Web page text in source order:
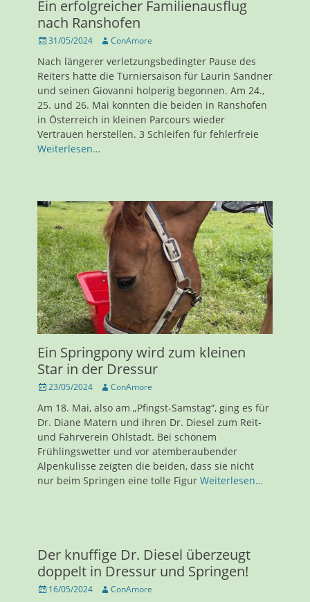
Ein erfolgreicher Familienausflug
nach Ranshofen
Veröffentlicht
31/05/2024 AutorConAmore
Nach längerer verletzungsbedingter Pause des
Reiters hatte die Turniersaison für Laurin Sandner
und seinen Giovanni holperig begonnen. Am 24.,
25. und 26. Mai konnten die beiden in Ranshofen
in Österreich in kleinen Parcours wieder
Vertrauen herstellen. 3 Schleifen für fehlerfreie
Weiterlesen…
Ein Springpony wird zum kleinen
Star in der Dressur
Veröffentlicht
23/05/2024 AutorConAmore
Am 18. Mai, also am „Pfingst-Samstag“, ging es für
Dr. Diane Matern und ihren Dr. Diesel zum Reit-
und Fahrverein Ohlstadt. Bei schönem
Frühlingswetter und vor atemberaubender
Alpenkulisse zeigten die beiden, dass sie nicht
nur beim Springen eine tolle Figur Weiterlesen…
Der knuffige Dr. Diesel überzeugt
doppelt in Dressur und Springen!
Veröffentlicht
16/05/2024 AutorConAmore